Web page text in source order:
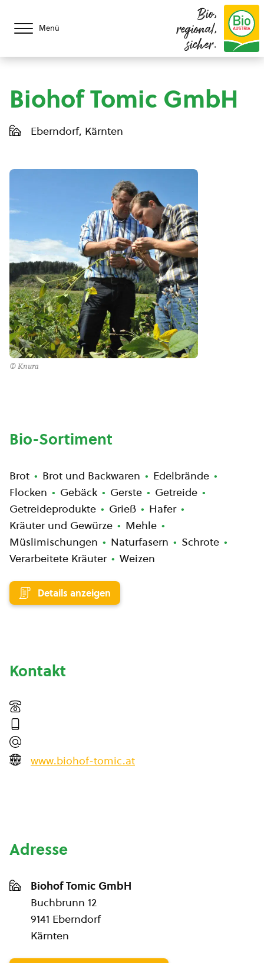
Menü
Bio,
regional,
sicher.
Biohof Tomic GmbH
Eberndorf, Kärnten
© Knura
Bio-Sortiment
Brot Brot und Backwaren
Edelbrände
Flocken
Gebäck Gerste
Getreide
Getreideprodukte
Grieß
Hafer
Kräuter und Gewürze
Mehle
Müslimischungen
Naturfasern
Schrote
Verarbeitete Kräuter
Weizen
Details anzeigen
Kontakt
www.biohof-tomic.at
Adresse
Biohof Tomic GmbH
Buchbrunn 12
9141 Eberndorf
Kärnten